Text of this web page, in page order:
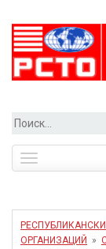
Найти:
ОРГАНИЗАЦИЙ
»